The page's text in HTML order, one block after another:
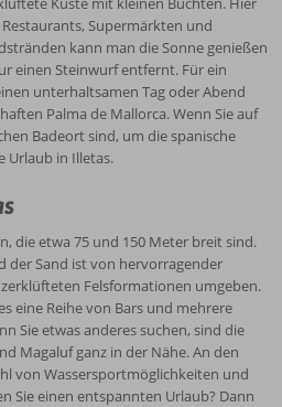
Supermärkten und
kann man die Sonne genießen
einen Steinwurf entfernt. Für ein
unterhaltsamen Tag oder Abend
Palma de Mallorca. Wenn Sie auf
Badeort sind, um die spanische
Urlaub in Illetas.
die etwa 75 und 150 Meter breit sind.
der Sand ist von hervorragender
Felsformationen umgeben.
eine Reihe von Bars und mehrere
Sie etwas anderes suchen, sind die
Magaluf ganz in der Nähe. An den
von Wassersportmöglichkeiten und
Sie einen entspannten Urlaub? Dann